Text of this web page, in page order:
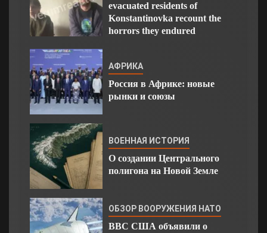
evacuated residents of
Konstantinovka recount the
horrors they endured
АФРИКА
Россия в Африке: новые
рынки и союзы
ВОЕННАЯ ИСТОРИЯ
О создании Центрального
полигона на Новой Земле
ОБЗОР ВООРУЖЕНИЯ НАТО
ВВС США объявили о